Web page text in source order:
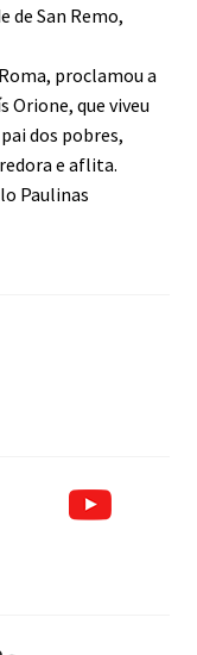
de San Remo,
proclamou a
Orione, que viveu
dos pobres,
e aflita.
Paulinas